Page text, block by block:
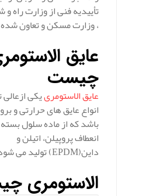
تأییدیه فنی از وزارت راه
، وزارت مسکن و تعاون
عایق
چیست
عایق الاستومرییکی
انواع عایق های حرارتی و
باشد که از ماده سلول
انعطاف پروپیلن، اتیلن و
داین(EPDM) تولید می شود.
الاستومری